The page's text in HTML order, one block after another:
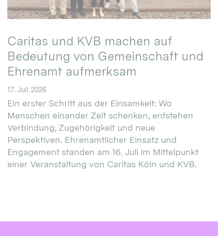
Caritas und KVB machen auf
Bedeutung von Gemeinschaft und
Ehrenamt aufmerksam
17. Juli 2026
Ein erster Schritt aus der Einsamkeit: Wo
Menschen einander Zeit schenken, entstehen
Verbindung, Zugehörigkeit und neue
Perspektiven. Ehrenamtlicher Einsatz und
Engagement standen am 16. Juli im Mittelpunkt
einer Veranstaltung von Caritas Köln und KVB.